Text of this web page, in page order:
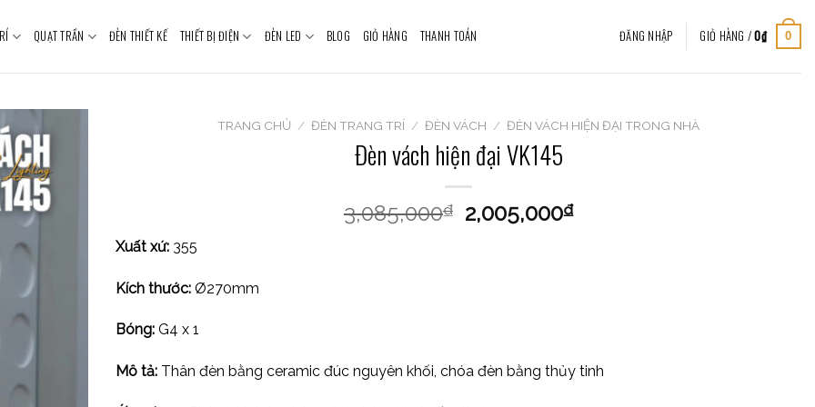
QUẠT TRẦN ĐÈN THIẾT KẾ THIẾT BỊ ĐIỆN ĐÈN LED BLOG GIỎ HÀNG THANH TOÁN ĐĂNG NHẬP GIỎ HÀNG /0₫ 0
TRANG CHỦ / ĐÈN TRANG TRÍ / ĐÈN VÁCH / ĐÈN VÁCH HIỆN ĐẠI TRONG NHÀ
Đèn vách hiện đại VK145
3,085,000₫ 2,005,000₫
Xuất xứ: 355
Kích thước: Ø270mm
Bóng: G4 x 1
Mô tả: Thân đèn bằng ceramic đúc nguyên khối, chóa đèn bằng thủy tinh